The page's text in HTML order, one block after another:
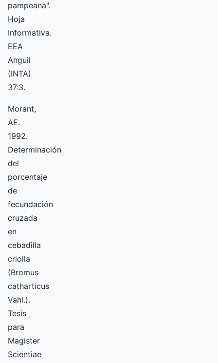
pampeana".
Hoja
Informativa.
EEA
Anguil
(INTA)
37:3.
Morant,
AE.
1992.
Determinación
del
porcentaje
de
fecundación
cruzada
en
cebadilla
criolla
(Bromus
cathartícus
Vahl.).
Tesis
para
Magister
Scientiae